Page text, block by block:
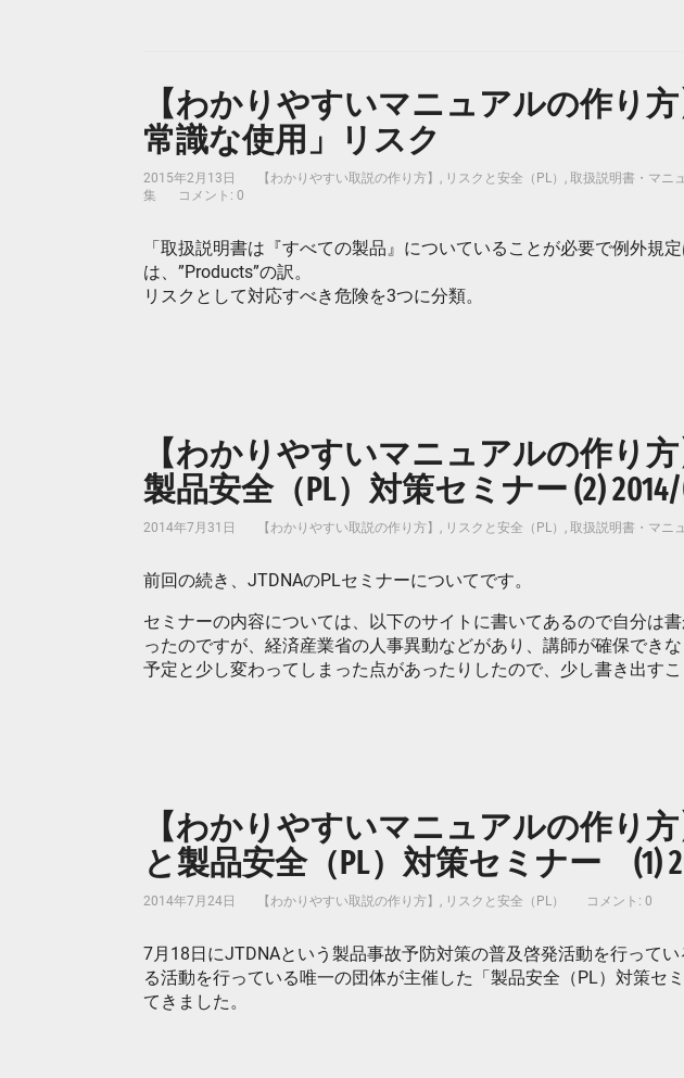
【わかりやすいマニュアルの作り
常識な使用」リスク
2015年2月13日 【わかりやすい取説の作り方】 , リスクと安全（PL） , 取扱説明書・マニ
集
コメント: 0
「取扱説明書は『すべての製品』についていることが必要で例外規
は、”Products”の訳。
リスクとして対応すべき危険を3つに分類。
【わかりやすいマニュアルの作り方
製品安全（PL）対策セミナー (2) 2014/
2014年7月31日 【わかりやすい取説の作り方】 , リスクと安全（PL） , 取扱説明書・マニ
前回の続き、JTDNAのPLセミナーについてです。
セミナーの内容については、以下のサイトに書いてあるので自分は
ったのですが、経済産業省の人事異動などがあり、講師が確保でき
予定と少し変わってしまった点があったりしたので、少し書き出すこ
【わかりやすいマニュアルの作り方
と製品安全（PL）対策セミナー (1)
2014年7月24日 【わかりやすい取説の作り方】 , リスクと安全（PL） コメント: 0
7月18日にJTDNAという製品事故予防対策の普及啓発活動を行って
る活動を行っている唯一の団体が主催した「製品安全（PL）対策セ
てきました。